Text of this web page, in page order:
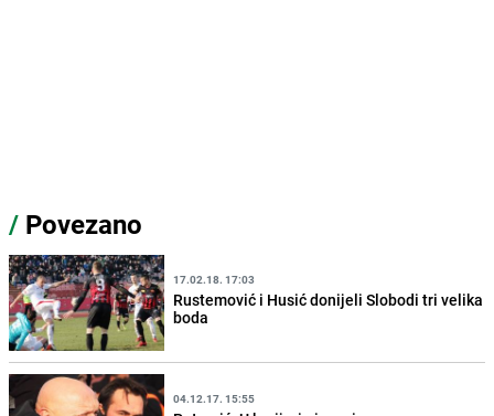
/ Povezano
17.02.18. 17:03
Rustemović i Husić donijeli Slobodi tri velika
boda
04.12.17. 15:55